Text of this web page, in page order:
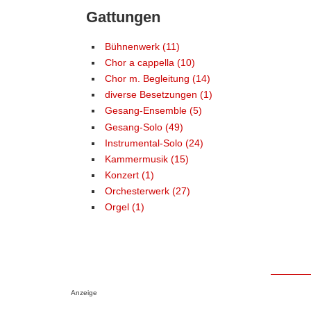
Gattungen
Bühnenwerk (11)
Chor a cappella (10)
Chor m. Begleitung (14)
diverse Besetzungen (1)
Gesang-Ensemble (5)
Gesang-Solo (49)
Instrumental-Solo (24)
Kammermusik (15)
Konzert (1)
Orchesterwerk (27)
Orgel (1)
Anzeige